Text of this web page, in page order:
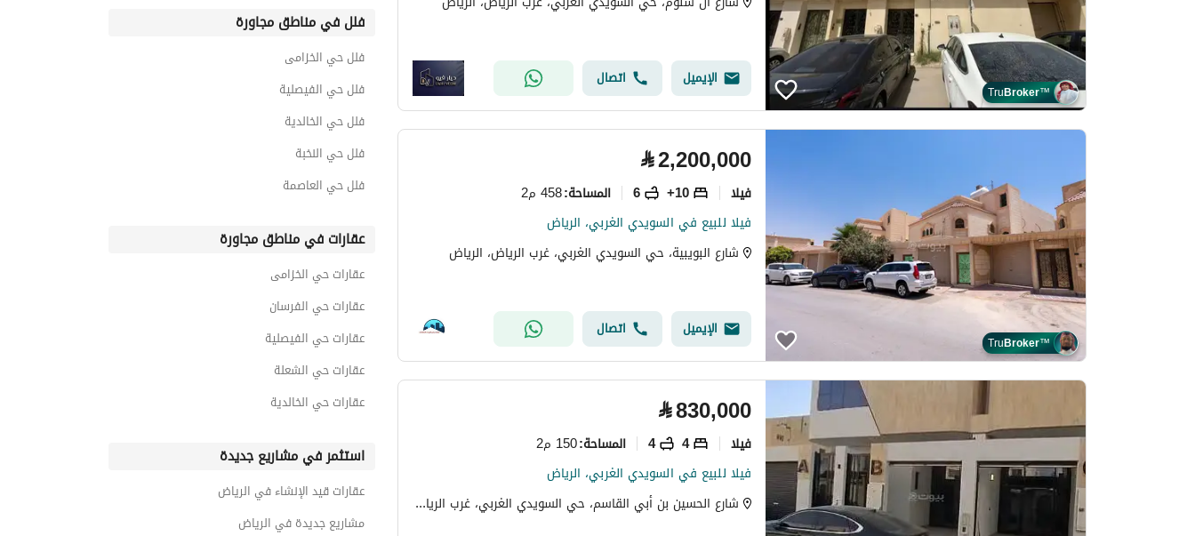
TruBroker™
الإيميل اتصال
TruBroker™
⃁2,200,000
فیلا 10+
6 المساحة:458 م2
فيلا للبيع في السويدي الغربي، الرياض
شارع البويبية، حي السويدي الغربي، غرب الرياض، الرياض
الإيميل اتصال
⃁830,000
فیلا 4
4 المساحة:150 م2
فيلا للبيع في السويدي الغربي، الرياض
شارع الحسين بن أبي القاسم، حي السويدي الغربي، غرب الرياض، الرياض
فلل حي ديراب
فلل حي لبن
فلل حي العريجاء
فلل في مناطق مجاورة
فلل حي الخزامى
فلل حي الفيصلية
فلل حي الخالدية
فلل حي النخبة
فلل حي العاصمة
عقارات في مناطق مجاورة
عقارات حي الخزامى
عقارات حي الفرسان
عقارات حي الفيصلية
عقارات حي الشعلة
عقارات حي الخالدية
استثمر في مشاريع جديدة
عقارات قيد الإنشاء في الرياض
مشاريع جديدة في الرياض